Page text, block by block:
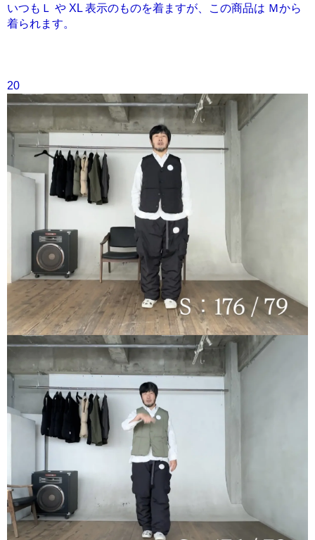
いつもＬ や XL 表示のものを着ますが、この商品は Ｍから
着られます。
20